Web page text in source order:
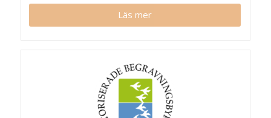
Läs mer